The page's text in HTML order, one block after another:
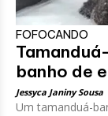
FOFOCANDO
banho de
Jessyca Janiny Sousa
Um tamanduá-